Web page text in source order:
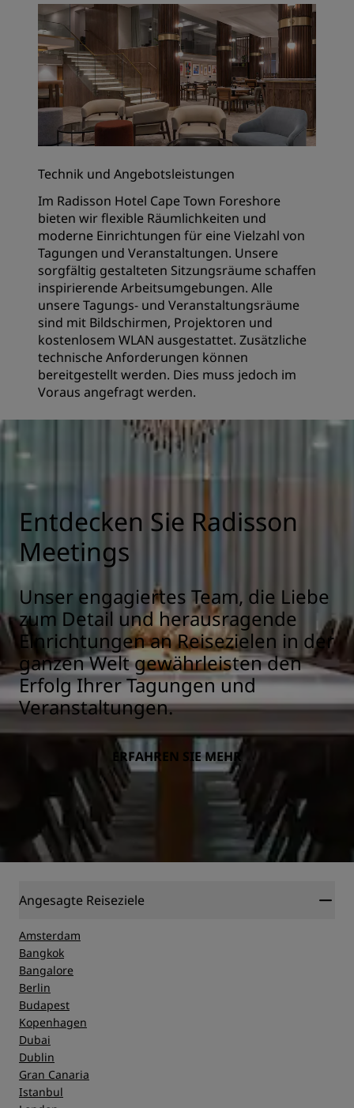
Technik und Angebotsleistungen
Im Radisson Hotel Cape Town Foreshore
bieten wir flexible Räumlichkeiten und
moderne Einrichtungen für eine Vielzahl von
Tagungen und Veranstaltungen. Unsere
sorgfältig gestalteten Sitzungsräume schaffen
inspirierende Arbeitsumgebungen. Alle
unsere Tagungs- und Veranstaltungsräume
sind mit Bildschirmen, Projektoren und
kostenlosem WLAN ausgestattet. Zusätzliche
technische Anforderungen können
bereitgestellt werden. Dies muss jedoch im
Voraus angefragt werden.
Entdecken Sie Radisson
Meetings
Unser engagiertes Team, die Liebe
zum Detail und herausragende
Einrichtungen an Reisezielen in der
ganzen Welt gewährleisten den
Erfolg Ihrer Tagungen und
Veranstaltungen.
ERFAHREN SIE MEHR
Angesagte Reiseziele
Amsterdam
Bangkok
Bangalore
Berlin
Budapest
Kopenhagen
Dubai
Dublin
Gran Canaria
Istanbul